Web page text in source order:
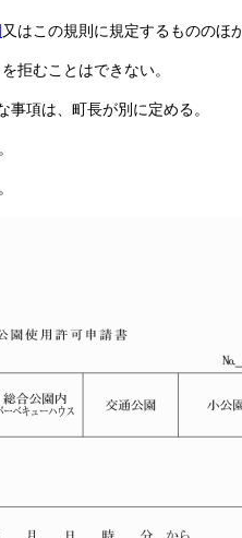
又はこの規則に規定するもののほ
拒むことはできない。
項は、町長が別に定める。